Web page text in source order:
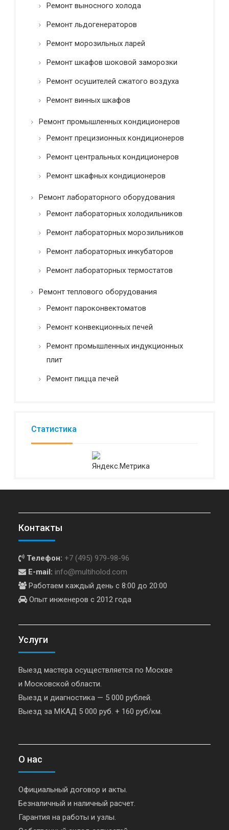
Ремонт выносного холода
Ремонт льдогенераторов
Ремонт морозильных ларей
Ремонт шкафов шоковой заморозки
Ремонт осушителей сжатого воздуха
Ремонт винных шкафов
Ремонт промышленных кондиционеров
Ремонт прецизионных кондиционеров
Ремонт центральных кондиционеров
Ремонт шкафных кондиционеров
Ремонт лабораторного оборудования
Ремонт лабораторных холодильников
Ремонт лабораторных морозильников
Ремонт лабораторных инкубаторов
Ремонт лабораторных термостатов
Ремонт теплового оборудования
Ремонт пароконвектоматов
Ремонт конвекционных печей
Ремонт промышленных индукционных
плит
Ремонт пицца печей
Статистика
Контакты
Телефон: +7 (495) 979-98-96
E-mail: info@multiholod.com
Работаем каждый день с 8:00 до 20:00
Опыт инженеров с 2012 года
Услуги
Выезд мастера осуществляется по Москве
и Московской области.
Выезд и диагностика — 5 000 рублей.
Выезд за МКАД 5 000 руб. + 160 руб/км.
О нас
Официальный договор и акты.
Безналичный и наличный расчет.
Гарантия на работы и узлы.